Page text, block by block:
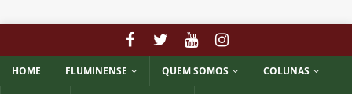
HOME FLUMINENSE QUEM SOMOS COLUNAS